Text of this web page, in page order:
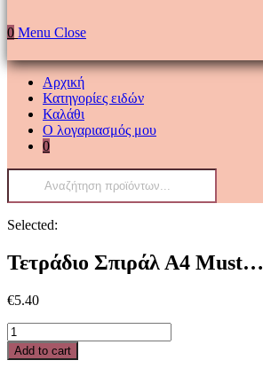
0 Menu Close
Αρχική
Κατηγορίες ειδών
Καλάθι
Ο λογαριασμός μου
0
Products
Selected:
Τετράδιο Σπιράλ Α4 Must…
€5.40
Τετράδιο
Σπιράλ
Α4
Add to cart